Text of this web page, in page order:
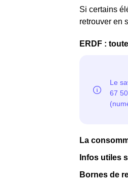
Si certains
retrouver en
ERDF :
La
Infos utiles
Bornes de